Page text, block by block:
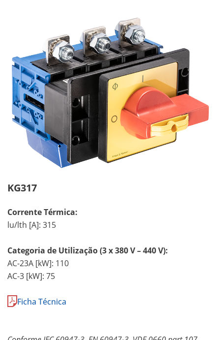
KG317
Corrente Térmica:
lu/lth [A]: 315
Categoria de Utilização (3 x 380 V – 440 V):
AC-23A [kW]: 110
AC-3 [kW]: 75
Ficha Técnica